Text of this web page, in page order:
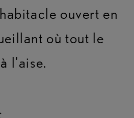
ouvert en
où tout le
l'aise.